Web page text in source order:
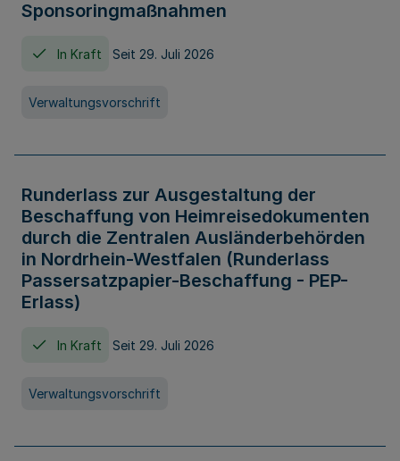
Sponsoringmaßnahmen
In Kraft Seit 29. Juli 2026
Verwaltungsvorschrift
Runderlass zur Ausgestaltung der
Beschaffung von Heimreisedokumenten
durch die Zentralen Ausländerbehörden
in Nordrhein-Westfalen (Runderlass
Passersatzpapier-Beschaffung - PEP-
Erlass)
In Kraft Seit 29. Juli 2026
Verwaltungsvorschrift